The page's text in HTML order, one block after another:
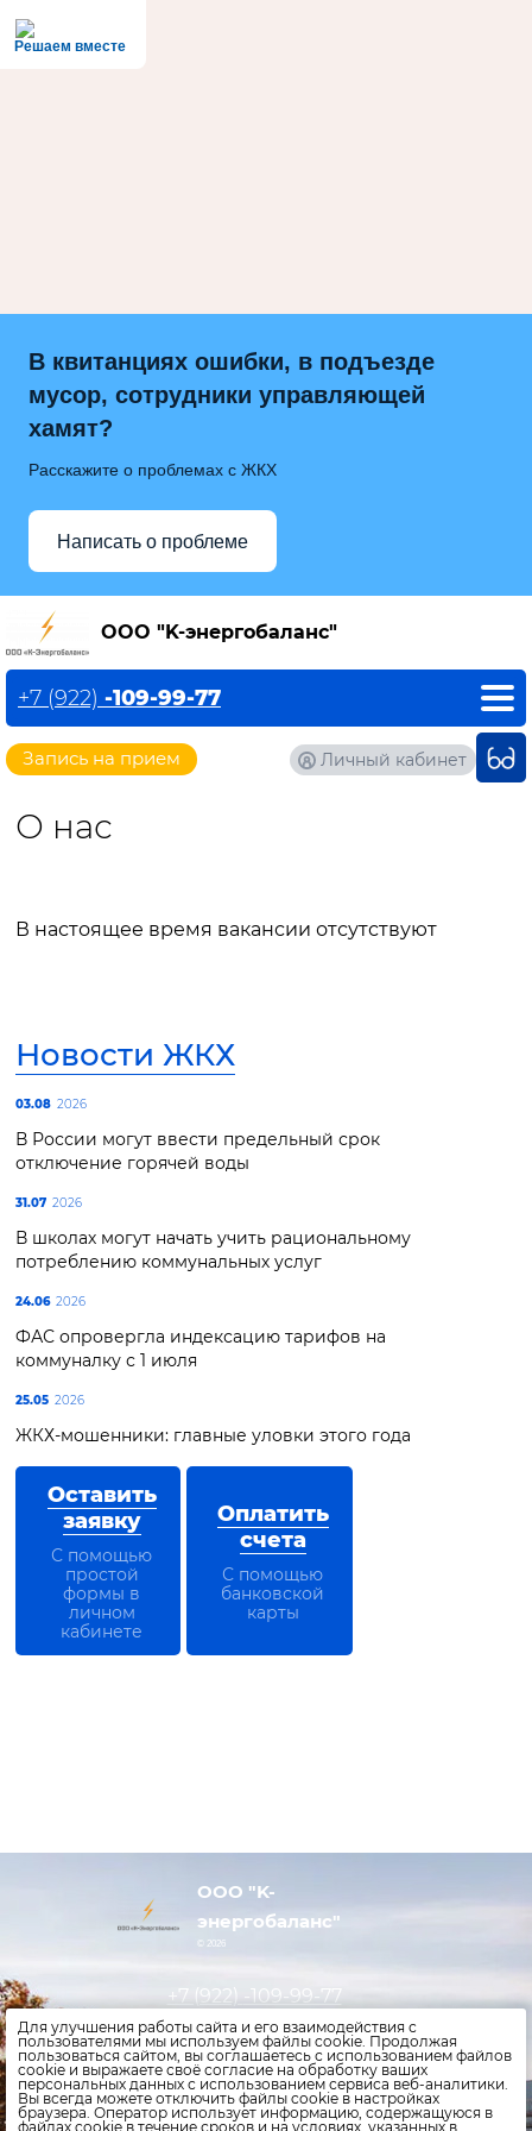
Решаем вместе
В квитанциях ошибки, в подъезде
мусор, сотрудники управляющей
хамят?
Расскажите о проблемах с ЖКХ
Написать о проблеме
OOO "K-энергобаланс"
Запись на прием
+7 (922) -109-99-77
Личный кабинет
О нас
В настоящее время вакансии отсутствуют
Оставить
заявку
С помощью
простой
формы в
личном
кабинете
Оплатить
счета
С помощью
банковской
карты
Новости ЖКХ
03.08 2026
В России могут ввести предельный срок
отключение горячей воды
31.07 2026
В школах могут начать учить рациональному
потреблению коммунальных услуг
24.06 2026
ФАС опровергла индексацию тарифов на
коммуналку с 1 июля
25.05 2026
ЖКХ-мошенники: главные уловки этого года
OOO "K-
энергобаланс"
© 2026
+7 (922) -109-99-77
Оставить заявку
Оплатить счета
Для улучшения работы сайта и его взаимодействия с
пользователями мы используем файлы cookie. Продолжая
пользоваться сайтом, вы соглашаетесь с использованием файлов
cookie и выражаете своё согласие на обработку ваших
персональных данных с использованием сервиса веб-аналитики.
Вы всегда можете отключить файлы cookie в настройках
браузера. Оператор использует информацию, содержащуюся в
файлах cookie в течение сроков и на условиях, указанных в